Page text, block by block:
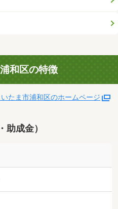
和区の特徴
いたま市浦和区のホームページ
助成金）